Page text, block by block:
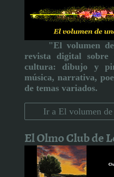
"El volumen
revista digital sobre
cultura:
dibujo y
música, narrativa,
de temas variados.
Ir a El volumen de
El Olmo Club de